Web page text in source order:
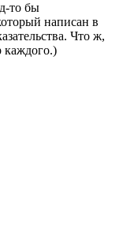
то бы
написан в
Что ж,
каждого.)